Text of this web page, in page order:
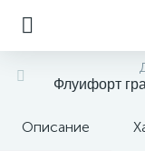
Флуифорт
Описание